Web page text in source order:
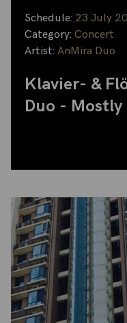
Schedule: 23 July
Category: Concert
Artist: AnMira Duo
Klavier- &
Duo - Mostly